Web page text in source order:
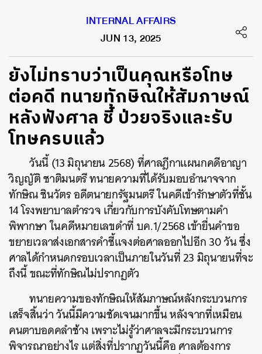
INTERNAL AFFAIRS
JUN 13, 2025
ยังไม่ทราบว่าเป็นคุณหรือโทษ
ต่อคดี ทนายทักษิณให้สัมภาษณ์
หลังฟังศาล ชี้ ป่วยจริงและรับ
โทษครบแล้ว
วันนี้ (13 มิถุนายน 2568) ที่ศาลฎีกาแผนกคดีอาญา
วิญญัติ ชาติมนตรี ทนายความที่ได้รับมอบอำนาจจาก
ทักษิณ ชินวัตร อดีตนายกรัฐมนตรี ในคดีเข้ารักษาตัวที่ชั้น
14 โรงพยาบาลตำรวจ เกี่ยวกับการบังคับโทษตามคำ
พิพากษา ในคดีหมายเลขดำที่ บค.1/2568 เข้ายื่นคำขอ
ขยายเวลาส่งเอกสารคำชี้แจงต่อศาลออกไปอีก 30 วัน ซึ่ง
ศาลได้กำหนดกรอบเวลาเป็นภายในวันที่ 23 มิถุนายนที่จะ
ถึงนี้ ขณะที่ทักษิณไม่ปรากฏตัว
ทนายความของทักษิณให้สัมภาษณ์หลังกระบวนการ
เสร็จสิ้นว่า วันนี้มีความชัดเจนมากขึ้น หลังจากที่เหมือน
คนตาบอดคลำช้าง เพราะไม่รู้ว่าศาลจะมีกระบวนการ
พิจารณาอย่างไร แต่สิ่งที่ปรากฏวันนี้คือ ศาลต้องการ